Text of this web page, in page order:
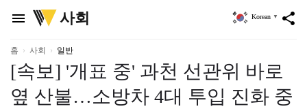
menu
위
키
리
사회 share
Korean ▼
홈 사회 일반
[속보] '개표 중' 과천 선관위 바로
옆 산불…소방차 4대 투입 진화 중